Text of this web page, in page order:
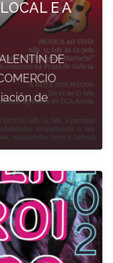
E A
DE
de